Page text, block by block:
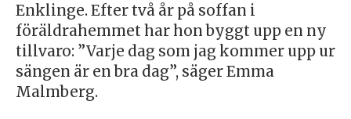
Enklinge. Efter två år på soffan i
föräldrahemmet har hon byggt upp en ny
tillvaro: ”Varje dag som jag kommer upp ur
sängen är en bra dag”, säger Emma
Malmberg.